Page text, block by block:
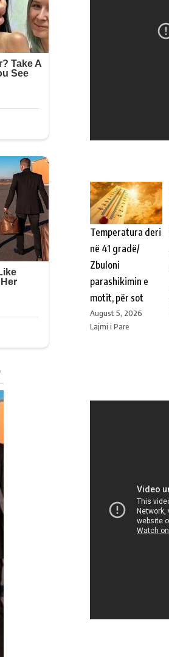
Temperatura deri
në 41 gradë/
Zbuloni
parashikimin e
motit, për sot
August 5, 2026
Lajmi i Pare